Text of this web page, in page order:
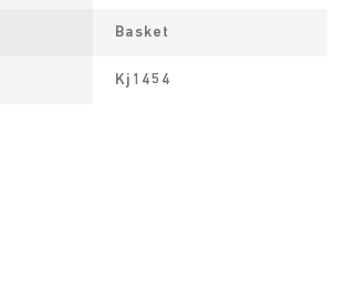
Basket
Kj1454